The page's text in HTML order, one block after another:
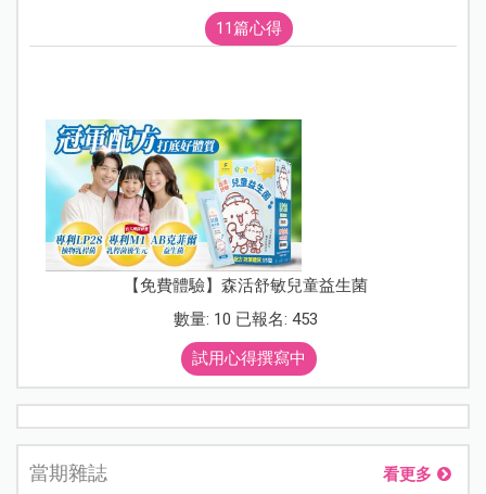
11篇心得
【免費體驗】森活舒敏兒童益生菌
數量: 10 已報名: 453
試用心得撰寫中
當期雜誌 看更多